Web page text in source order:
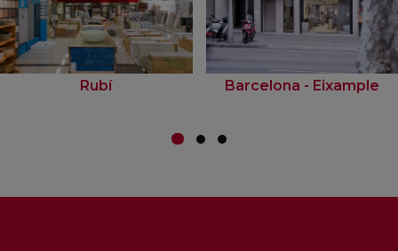
Rubí Barcelona - Eixample